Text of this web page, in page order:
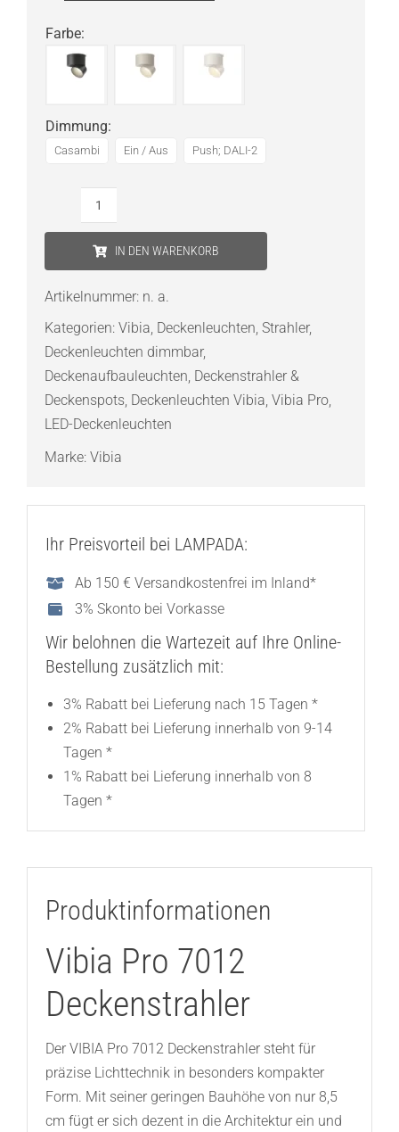
Farbe:
Dimmung:
Casambi Ein / Aus Push; DALI-2
IN DEN WARENKORB
Artikelnummer: n. a.
Kategorien: Vibia, Deckenleuchten, Strahler,
Deckenleuchten dimmbar,
Deckenaufbauleuchten, Deckenstrahler &
Deckenspots, Deckenleuchten Vibia, Vibia Pro,
LED-Deckenleuchten
Marke: Vibia
Ihr Preisvorteil bei LAMPADA:
Ab 150 € Versandkostenfrei im Inland*
3% Skonto bei Vorkasse
Wir belohnen die Wartezeit auf Ihre Online-
Bestellung zusätzlich mit:
3% Rabatt bei Lieferung nach 15 Tagen *
2% Rabatt bei Lieferung innerhalb von 9-14
Tagen *
1% Rabatt bei Lieferung innerhalb von 8
Tagen *
Produktinformationen
Vibia Pro 7012
Deckenstrahler
Der VIBIA Pro 7012 Deckenstrahler steht für
präzise Lichttechnik in besonders kompakter
Form. Mit seiner geringen Bauhöhe von nur 8,5
cm fügt er sich dezent in die Architektur ein und